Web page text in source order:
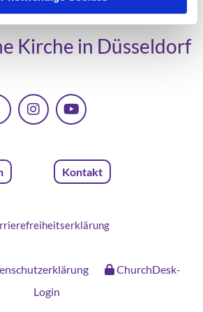
Kirche in Düsseldorf
Kontakt
ChurchDesk-
Login